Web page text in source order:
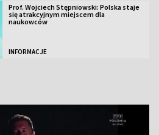
Prof. Wojciech Stępniowski: Polska staje
się atrakcyjnym miejscem dla
naukowców
INFORMACJE